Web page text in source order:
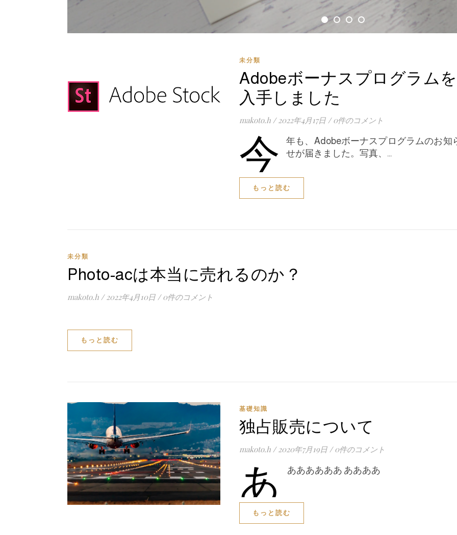
未分類
Adobeボーナスプログラムを
入手しました
makoto.h / 2022年4月17日 / 0件のコメント
今
年も、Adobeボーナスプログラムのお知
せが届きました。写真、…
もっと読む
未分類
Photo-acは本当に売れるのか？
makoto.h / 2022年4月10日 / 0件のコメント
もっと読む
基礎知識
独占販売について
makoto.h / 2020年7月19日 / 0件のコメント
あ ああああああ ああああ
もっと読む